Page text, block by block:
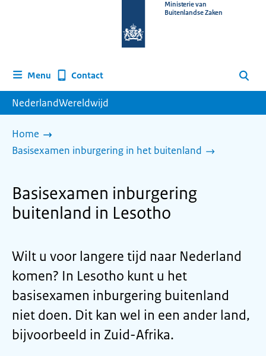
homepage
Ministerie van
Buitenlandse Zaken
Menu Contact Zoeken
NederlandWereldwijd
Home
Basisexamen inburgering in het buitenland
Basisexamen inburgering
buitenland in Lesotho
Wilt u voor langere tijd naar Nederland
komen? In Lesotho kunt u het
basisexamen inburgering buitenland
niet doen. Dit kan wel in een ander land,
bijvoorbeeld in Zuid-Afrika.